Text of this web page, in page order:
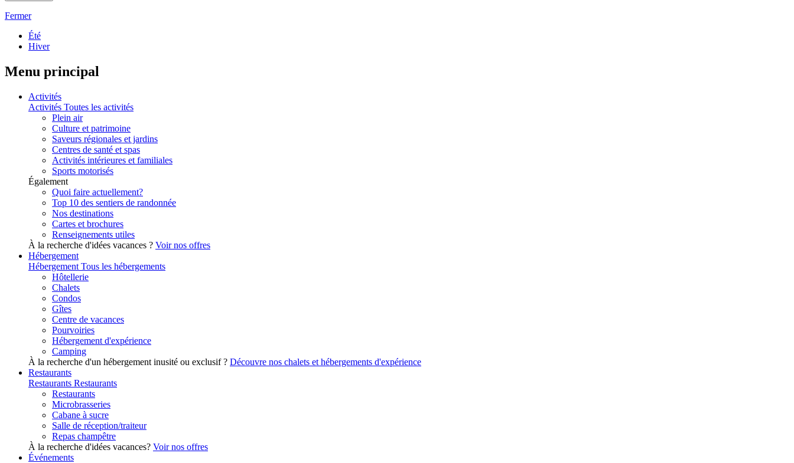
Fermer
Été
Hiver
Menu principal
Activités
Activités Toutes les activités
Plein air
Culture et patrimoine
Saveurs régionales et jardins
Centres de santé et spas
Activités intérieures et familiales
Sports motorisés
Également
Quoi faire actuellement?
Top 10 des sentiers de randonnée
Nos destinations
Cartes et brochures
Renseignements utiles
À la recherche d'idées vacances ? Voir nos offres
Hébergement
Hébergement Tous les hébergements
Hôtellerie
Chalets
Condos
Gîtes
Centre de vacances
Pourvoiries
Hébergement d'expérience
Camping
À la recherche d'un hébergement inusité ou exclusif ? Découvre nos chalets et hébergements d'expérience
Restaurants
Restaurants Restaurants
Restaurants
Microbrasseries
Cabane à sucre
Salle de réception/traiteur
Repas champêtre
À la recherche d'idées vacances? Voir nos offres
Événements